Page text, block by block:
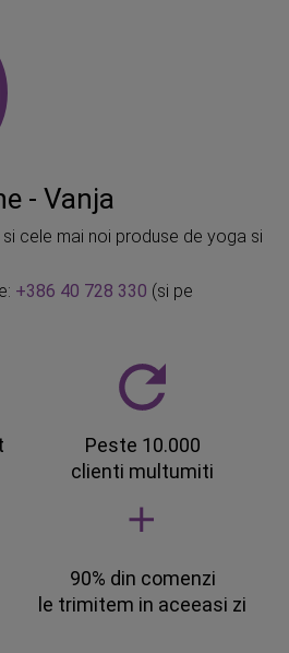
- Vanja
cele mai noi produse de yoga si
+386 40 728 330 (si pe
Peste 10.000
clienti multumiti
90% din comenzi
le trimitem in aceeasi zi